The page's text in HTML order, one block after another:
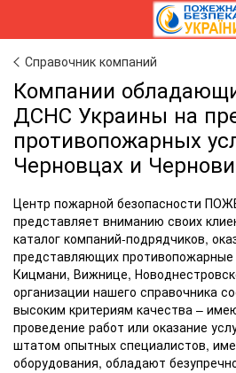
Справочник компаний
Компании
ДСНС Украины на
противопожарных
Черновцах и
Центр пожарной безопасности
представляет вниманию своих
каталог компаний-подрядчиков,
представляющих
Кицмани, Вижнице,
организации нашего справочника
высоким критериям качества –
проведение работ или оказание
штатом опытных специалистов,
оборудования, обладают